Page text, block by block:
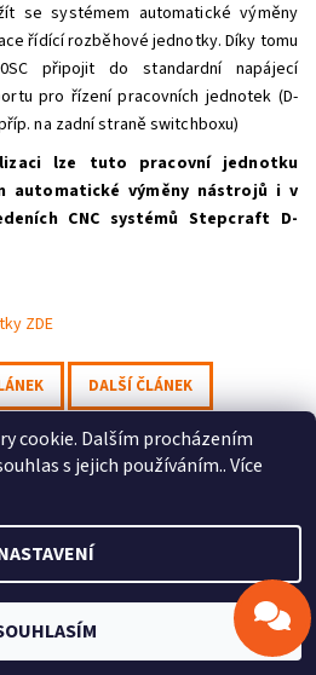
se systémem automatické výměny
řídící rozběhové jednotky. Díky tomu
připojit do standardní napájecí
pro řízení pracovních jednotek (D-
na zadní straně switchboxu)
lze tuto pracovní jednotku
automatické výměny nástrojů i v
CNC systémů Stepcraft D-
ZDE
DALŠÍ ČLÁNEK
| Stepcraft CZ
všechna práva vyhrazena
Vytvořil Shoptet
cookie. Dalším procházením
s jejich používáním.. Více